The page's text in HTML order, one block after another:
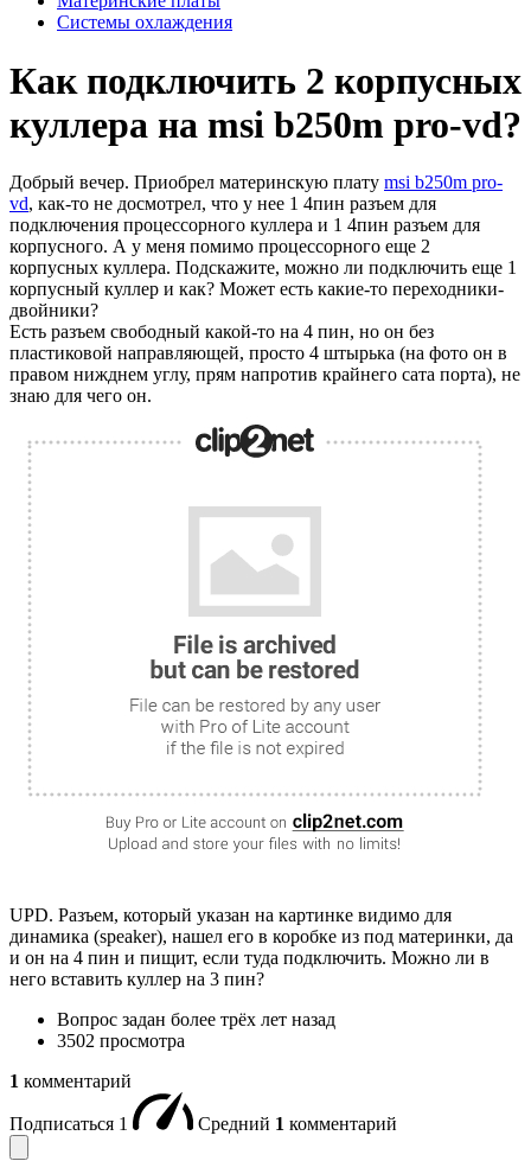
Системы охлаждения
Как подключить 2 корпусных
куллера на msi b250m pro-vd?
Добрый вечер. Приобрел материнскую плату msi b250m pro-
vd, как-то не досмотрел, что у нее 1 4пин разъем для
подключения процессорного куллера и 1 4пин разъем для
корпусного. А у меня помимо процессорного еще 2
корпусных куллера. Подскажите, можно ли подключить еще 1
корпусный куллер и как? Может есть какие-то переходники-
двойники?
Есть разъем свободный какой-то на 4 пин, но он без
пластиковой направляющей, просто 4 штырька (на фото он в
правом нижднем углу, прям напротив крайнего сата порта), не
знаю для чего он.
UPD. Разъем, который указан на картинке видимо для
динамика (speaker), нашел его в коробке из под материнки, да
и он на 4 пин и пищит, если туда подключить. Можно ли в
него вставить куллер на 3 пин?
Вопрос задан более трёх лет назад
3502 просмотра
1 комментарий
Подписаться 1 Средний 1 комментарий